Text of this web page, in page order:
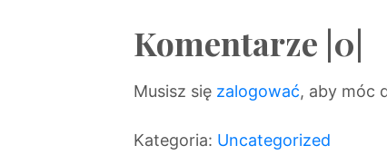
Komentarze |0|
Musisz się zalogować, aby móc
Kategoria: Uncategorized